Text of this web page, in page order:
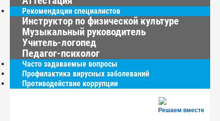
Рекомендации специалистов
Инструктор по физической культуре
Музыкальный руководитель
Учитель-логопед
Педагог-психолог
Часто задаваемые вопросы
Профилактика вирусных заболеваний
Противодействие коррупции
Решаем вместе